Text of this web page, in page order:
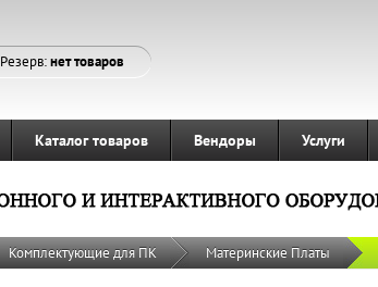
Резерв:нет товаров
Каталог товаров Вендоры Услуги
Комплектующие для ПК Материнские Платы